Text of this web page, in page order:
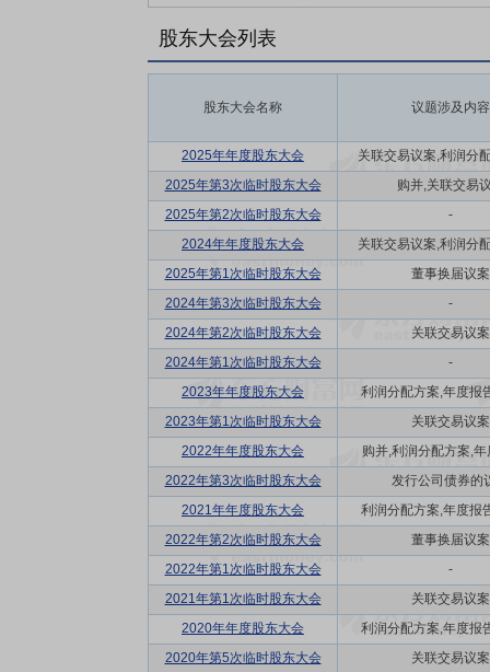
股东大会列表
股东大会名称 议题涉及内容
2025年年度股东大会
关联交易议案,利润分
2025年第3次临时股东大会
购并,关联交易
2025年第2次临时股东大会
-
2024年年度股东大会
关联交易议案,利润分
2025年第1次临时股东大会
董事换届议案
2024年第3次临时股东大会
-
2024年第2次临时股东大会
关联交易议案
2024年第1次临时股东大会
-
2023年年度股东大会
利润分配方案,年度报
2023年第1次临时股东大会
关联交易议案
2022年年度股东大会
购并,利润分配方案,年
2022年第3次临时股东大会
发行公司债券的
2021年年度股东大会
利润分配方案,年度报
2022年第2次临时股东大会
董事换届议案
2022年第1次临时股东大会
-
2021年第1次临时股东大会
关联交易议案
2020年年度股东大会
利润分配方案,年度报
2020年第5次临时股东大会
关联交易议案